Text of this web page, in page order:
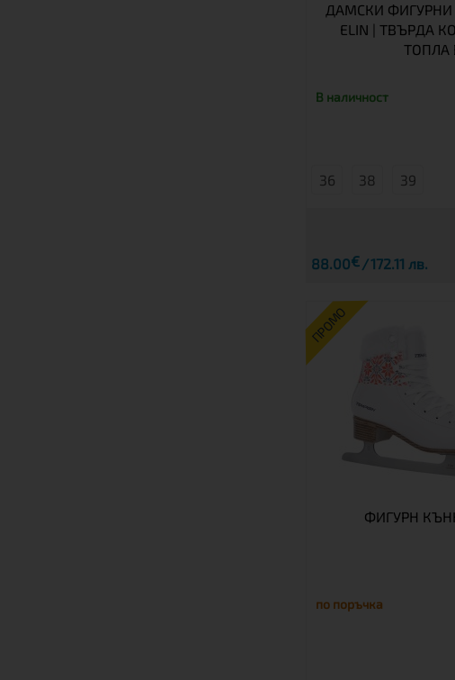
ДАМСКИ ФИГУРНИ
ELIN | ТВЪРДА
ТОПЛА
В наличност
36 38 39
88.00€ 172.11 лв.
ПРОМО
ФИГУРН
по поръчка